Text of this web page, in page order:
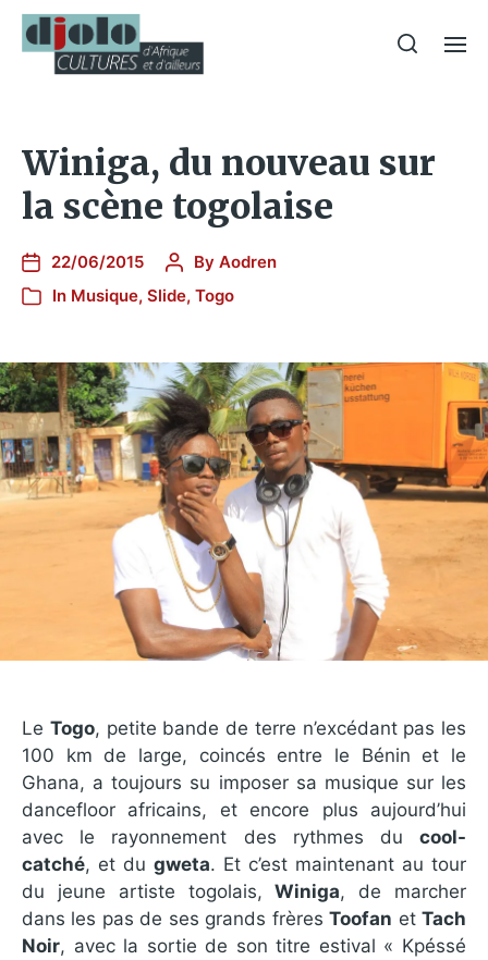
Winiga, du nouveau sur
la scène togolaise
22/06/2015 By Aodren
In Musique, Slide, Togo
Le Togo, petite bande de terre n’excédant pas les
100 km de large, coincés entre le Bénin et le
Ghana, a toujours su imposer sa musique sur les
dancefloor africains, et encore plus aujourd’hui
avec le rayonnement des rythmes du cool-
catché, et du gweta. Et c’est maintenant au tour
du jeune artiste togolais,Winiga, de marcher
dans les pas de ses grands frèresToofan etTach
Noir, avec la sortie de son titre estival « Kpéssé